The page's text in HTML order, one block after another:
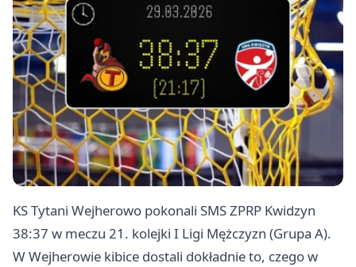
KS Tytani Wejherowo pokonali SMS ZPRP Kwidzyn
38:37 w meczu 21. kolejki I Ligi Mężczyzn (Grupa A).
W Wejherowie kibice dostali dokładnie to, czego w